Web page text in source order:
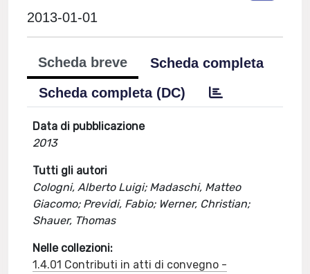
2013-01-01
Scheda breve
Scheda completa
Scheda completa (DC)
Data di pubblicazione
2013
Tutti gli autori
Cologni, Alberto Luigi; Madaschi, Matteo
Giacomo; Previdi, Fabio; Werner, Christian;
Shauer, Thomas
Nelle collezioni:
1.4.01 Contributi in atti di convegno -